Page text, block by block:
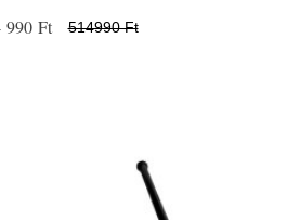
990 Ft 514990 Ft